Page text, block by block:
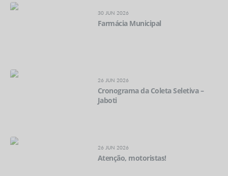
30 JUN 2026
Farmácia Municipal
26 JUN 2026
Cronograma da Coleta Seletiva –
Jaboti
26 JUN 2026
Atenção, motoristas!